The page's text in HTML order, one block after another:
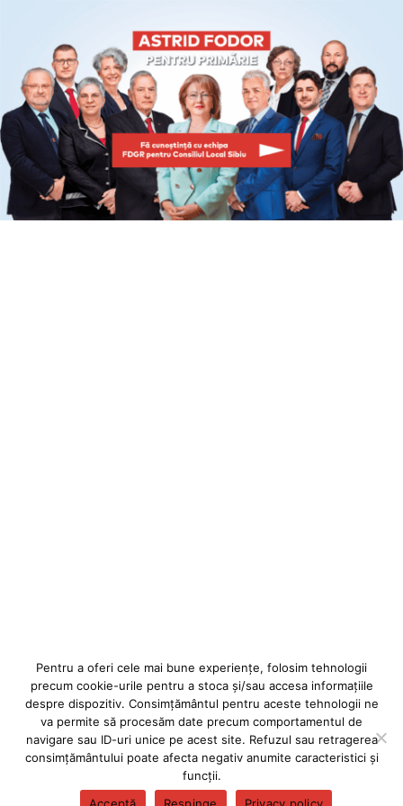
© 2026 Forumul Democrat Al Germanilor Din Sibiu | Toate drepturile
rezervate | Built with love by
Pepper-Up eServices
! | Codul AEP:
23240044 |
Termeni și condiții Politica de utilizare cookie-uri
Pentru a oferi cele mai bune experiențe, folosim tehnologii
precum cookie-urile pentru a stoca și/sau accesa informațiile
despre dispozitiv. Consimțământul pentru aceste tehnologii ne
va permite să procesăm date precum comportamentul de
navigare sau ID-uri unice pe acest site. Refuzul sau retragerea
consimțământului poate afecta negativ anumite caracteristici și
funcții.
Acceptă
Respinge Privacy policy